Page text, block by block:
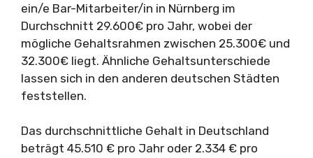
ein/e Bar-Mitarbeiter/in in Nürnberg im
Durchschnitt 29.600€ pro Jahr, wobei der
mögliche Gehaltsrahmen zwischen 25.300€ und
32.300€ liegt. Ähnliche Gehaltsunterschiede
lassen sich in den anderen deutschen Städten
feststellen.
Das durchschnittliche Gehalt in Deutschland
beträgt 45.510 € pro Jahr oder 2.334 € pro